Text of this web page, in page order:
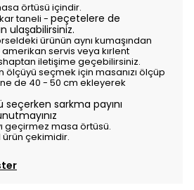
örtüsü içindir.
taneli - peçetelere de
ulaşabilirsiniz.
ürünün aynı kumaşından
servis veya kırlent
iletişime geçebilirsiniz.
ölçüyü seçmek için masanızı ölçüp
de 40 - 50 cm ekleyerek
sarkma payını
geçirmez masa örtüsü.
çekimidir.